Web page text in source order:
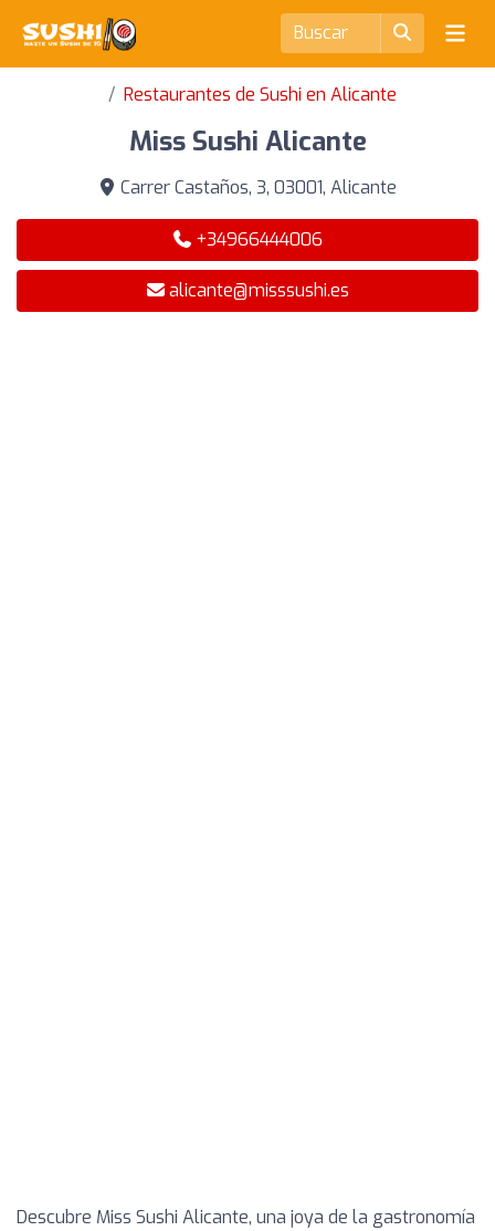
Restaurantes de Sushi en Alicante
Miss Sushi Alicante
Carrer Castaños, 3, 03001, Alicante
+34966444006
alicante@misssushi.es
Descubre Miss Sushi Alicante, una joya de la gastronomía